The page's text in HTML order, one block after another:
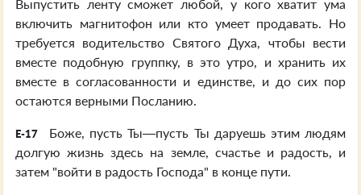
Выпустить ленту сможет любой, у кого хватит ума
включить магнитофон или кто умеет продавать. Но
требуется водительство Святого Духа, чтобы вести
вместе подобную группку, в это утро, и хранить их
вместе в согласованности и единстве, и до сих пор
остаются верными Посланию.
E-17
Боже, пусть Ты—пусть Ты даруешь этим людям
долгую жизнь здесь на земле, счастье и радость, и
затем "войти в радость Господа" в конце пути.